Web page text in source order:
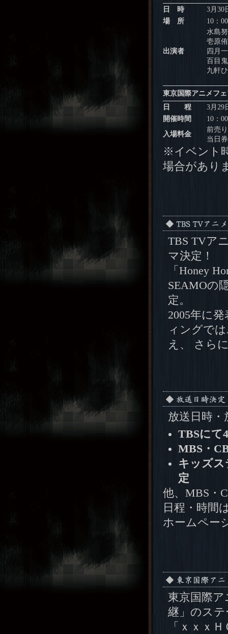
日 時
3月
場 所
10：
出演者
水島
壱原
四月
百目
九軒
東京国際アニメフ
日 程
3月29
開催時間
10：
入場料金
前売
当日
※イベント
場合があり
TBS TVア
マ決定！
「Honey
SEAMOの
定。
2005年に
ィングで
え、 さら
放送日時
TBSにて
MBS・
キッズス
定
他、MBS・
日程・時間
ホームペー
東京国際
継」のス
「ｘｘｘ